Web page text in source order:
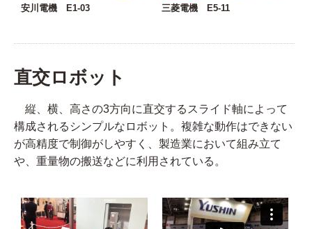
安川電機 E1-03 三菱電機 E5-11
直交ロボット
縦、横、高さの3方向に直交するスライド軸によって
構成されるシンプルなロボット。複雑な動作はできない
が高精度で制御がしやすく、製造業において組み立て
や、重量物の搬送などに利用されている。